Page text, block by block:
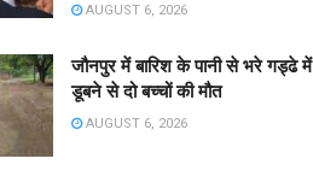
AUGUST 6, 2026
जौनपुर में बारिश के पानी से भरे गड्ढे में
डूबने से दो बच्चों की मौत
AUGUST 6, 2026